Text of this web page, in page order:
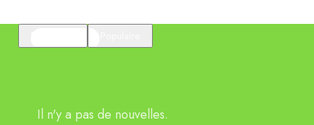
Il n'y a pas de nouvelles.